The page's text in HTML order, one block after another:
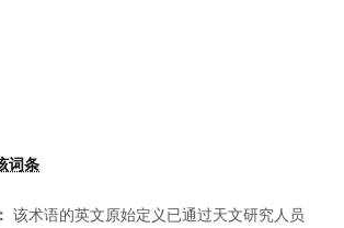
词条
该术语的英文原始定义已通过天文研究人员